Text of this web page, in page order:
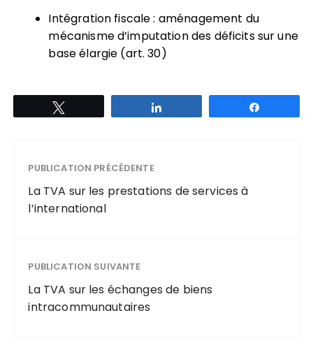
Intégration fiscale : aménagement du
mécanisme d’imputation des déficits sur une
base élargie (art. 30)
PUBLICATION PRÉCÉDENTE
La TVA sur les prestations de services à
l’international
PUBLICATION SUIVANTE
La TVA sur les échanges de biens
intracommunautaires